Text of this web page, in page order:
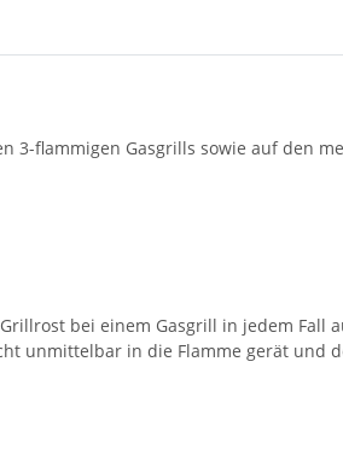
3-flammigen Gasgrills sowie auf den
bei einem Gasgrill in jedem
unmittelbar in die Flamme gerät